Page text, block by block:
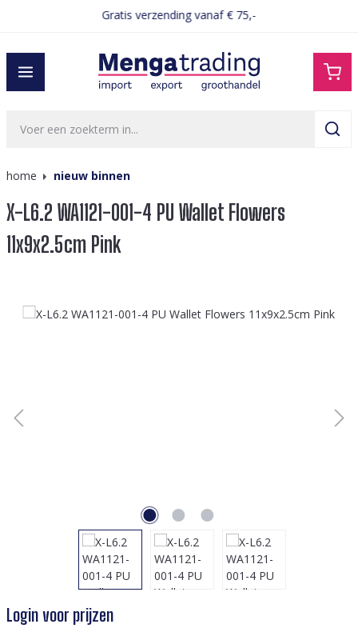
Gratis verzending vanaf € 75,-
home nieuw binnen
X-L6.2 WA1121-001-4 PU Wallet Flowers
11x9x2.5cm Pink
Afbeeldingengalerij overslaan
Login voor prijzen